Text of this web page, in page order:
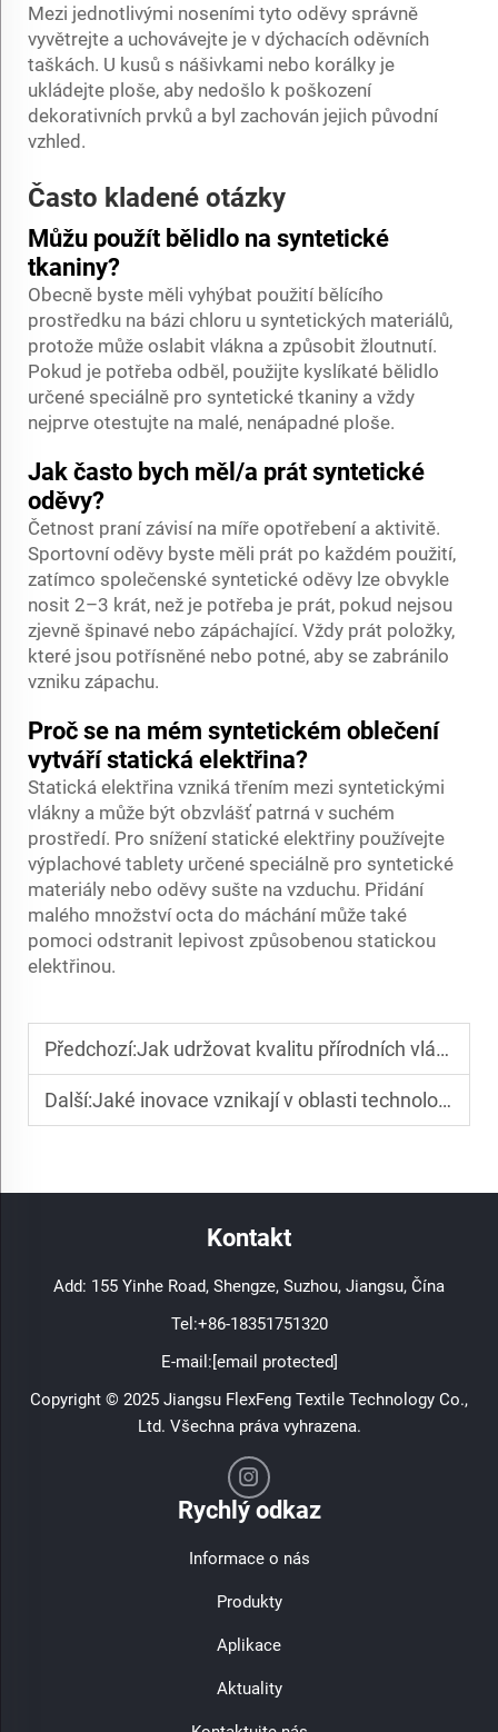
Mezi jednotlivými noseními tyto oděvy správně
vyvětrejte a uchovávejte je v dýchacích oděvních
taškách. U kusů s nášivkami nebo korálky je
ukládejte ploše, aby nedošlo k poškození
dekorativních prvků a byl zachován jejich původní
vzhled.
Často kladené otázky
Můžu použít bělidlo na syntetické
tkaniny?
Obecně byste měli vyhýbat použití bělícího
prostředku na bázi chloru u syntetických materiálů,
protože může oslabit vlákna a způsobit žloutnutí.
Pokud je potřeba odběl, použijte kyslíkaté bělidlo
určené speciálně pro syntetické tkaniny a vždy
nejprve otestujte na malé, nenápadné ploše.
Jak často bych měl/a prát syntetické
oděvy?
Četnost praní závisí na míře opotřebení a aktivitě.
Sportovní oděvy byste měli prát po každém použití,
zatímco společenské syntetické oděvy lze obvykle
nosit 2–3 krát, než je potřeba je prát, pokud nejsou
zjevně špinavé nebo zápáchající. Vždy prát položky,
které jsou potřísněné nebo potné, aby se zabránilo
vzniku zápachu.
Proč se na mém syntetickém oblečení
vytváří statická elektřina?
Statická elektřina vzniká třením mezi syntetickými
vlákny a může být obzvlášť patrná v suchém
prostředí. Pro snížení statické elektřiny používejte
výplachové tablety určené speciálně pro syntetické
materiály nebo oděvy sušte na vzduchu. Přidání
malého množství octa do máchání může také
pomoci odstranit lepivost způsobenou statickou
elektřinou.
Předchozí:Jak udržovat kvalitu přírodních vláken
Další:Jaké inovace vznikají v oblasti technologie syntetických vláken
Kontakt
Add: 155 Yinhe Road, Shengze, Suzhou, Jiangsu, Čína
Tel:+86-18351751320
E-mail:[email protected]
Copyright © 2025 Jiangsu FlexFeng Textile Technology Co.,
Ltd. Všechna práva vyhrazena.
Rychlý odkaz
Informace o nás
Produkty
Aplikace
Aktuality